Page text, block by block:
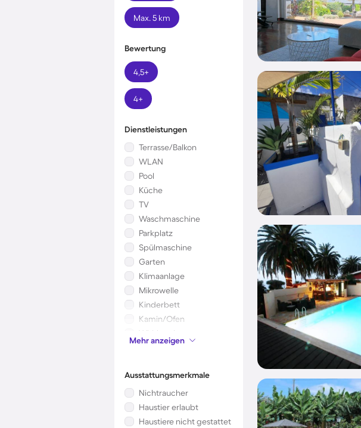
Max. 5 km
Bewertung
4,5+
4+
Dienstleistungen
Terrasse/Balkon
WLAN
Pool
Küche
TV
Waschmaschine
Parkplatz
Spülmaschine
Garten
Klimaanlage
Mikrowelle
Kinderbett
Kamin/Ofen
Whirlpool
Mehr anzeigen
Ausstattungsmerkmale
Nichtraucher
Haustier erlaubt
Haustiere nicht gestattet